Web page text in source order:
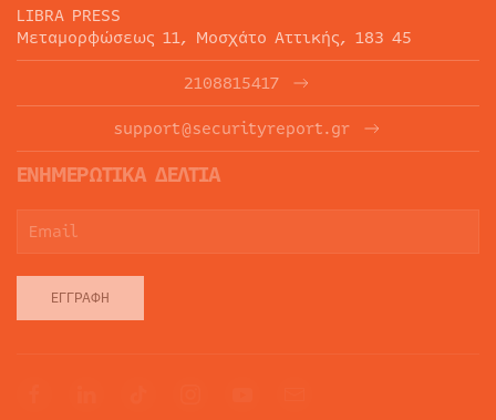
LIBRA PRESS
Μεταμορφώσεως 11, Μοσχάτο Αττικής, 183 45
2108815417
support@securityreport.gr
ΕΝΗΜΕΡΩΤΙΚΑ ΔΕΛΤΙΑ
ΕΓΓΡΑΦΉ